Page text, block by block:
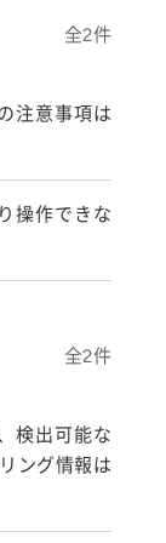
全2件
注意事項は
操作できな
全2件
検出可能な
ング情報は